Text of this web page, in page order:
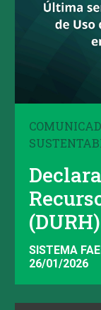
(DURH)
SISTEMA
26/01/2026